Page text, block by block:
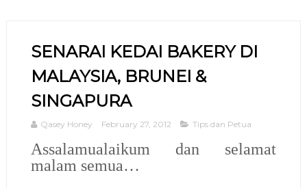
SENARAI KEDAI BAKERY DI
MALAYSIA, BRUNEI &
SINGAPURA
Qasey Honey February 27, 2012 Tips dan Petua
Assalamualaikum dan selamat
malam semua…